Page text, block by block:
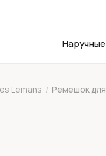
Lemans / Ремешок для